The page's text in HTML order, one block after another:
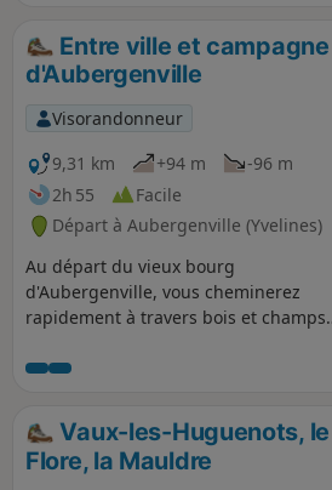
Entre ville et
d'Aubergenville
Visorandonneur
9,31 km
+94 m
-96 m
2h 55
Facile
Départ à Aubergenville (Yvelines)
Au départ du vieux bourg
d'Aubergenville, vous cheminerez
rapidement à travers bois et champs
traverserez ensuite la résidence du
d'une végétation importante avant de
retrouver le vieux bourg et les
curiosités de la balade.
Vaux-les-Huguenots,
Flore, la Mauldre